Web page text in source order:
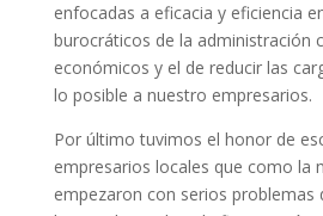
enfocadas a eficacia y eficiencia
burocráticos de la administración
económicos y el de reducir las
lo posible a nuestro empresarios.
Por último tuvimos el honor de
empresarios locales que como la
empezaron con serios problemas